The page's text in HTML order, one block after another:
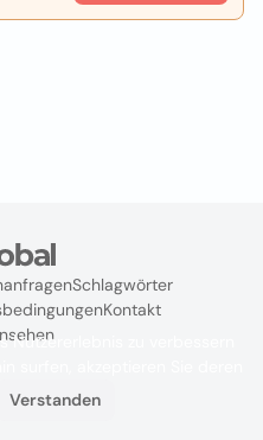
Schlagwörter
Kontakt
@ 2024
Nutzererlebnis zu verbessern
Verstanden